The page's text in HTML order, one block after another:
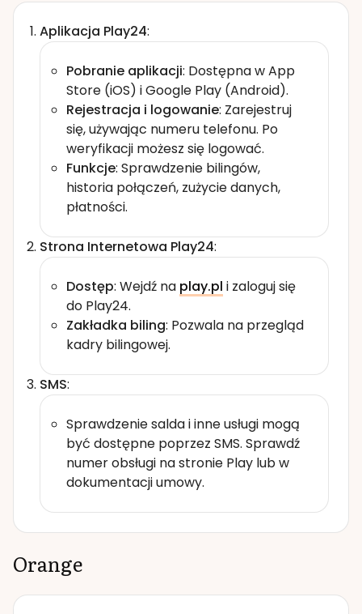
Aplikacja Play24:
Pobranie aplikacji: Dostępna w App
Store (iOS) i Google Play (Android).
Rejestracja i logowanie: Zarejestruj
się, używając numeru telefonu. Po
weryfikacji możesz się logować.
Funkcje: Sprawdzenie bilingów,
historia połączeń, zużycie danych,
płatności.
Strona Internetowa Play24:
Dostęp: Wejdź na play.pl i zaloguj się
do Play24.
Zakładka biling: Pozwala na przegląd
kadry bilingowej.
SMS:
Sprawdzenie salda i inne usługi mogą
być dostępne poprzez SMS. Sprawdź
numer obsługi na stronie Play lub w
dokumentacji umowy.
Orange